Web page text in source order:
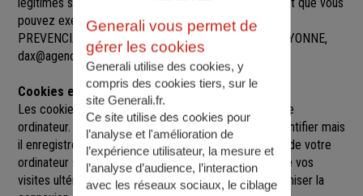
pouvez exercer sur simple demande auprès de SARL
PREVENCIA
9 RUE DES GOUVERNEURS, 64100 BAYONNE,
dax@agence.generali.fr.
Cookies et sessions
Les cookies sont de petits fichiers implantés sur votre
ordinateur. Un cookie ne nous permet pas de vous identifier mais
il enregistre des informations relatives à la navigation de votre
ordinateur sur notre site que nous pourrons lire lors de vos
visites ultérieures afin de faciliter la navigation, d'optimiser la
Generali vous permet de
gérer les cookies
Generali utilise des cookies, y
compris des cookies tiers, sur le
site Generali.fr.
Ce site utilise des cookies pour
l’analyse et l'amélioration de
l’expérience utilisateur, la mesure et
l’analyse d’audience, l’interaction
avec les réseaux sociaux, le ciblage